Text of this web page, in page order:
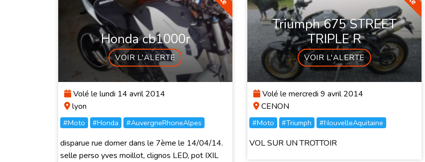
Honda cb1000r
VOIR L'ALERTE
Volé le lundi 14 avril 2014
lyon
#Moto #Honda #AuvergneRhoneAlpes
disparue rue domer dans le 7ème le 14/04/14.
selle perso yves moillot, clignos LED, pot IXIL
Triumph 675 STREET
TRIPLE R
VOIR L'ALERTE
Volé le mercredi 9 avril 2014
CENON
#Moto #Triumph #NouvelleAquitaine
VOL SUR UN TROTTOIR